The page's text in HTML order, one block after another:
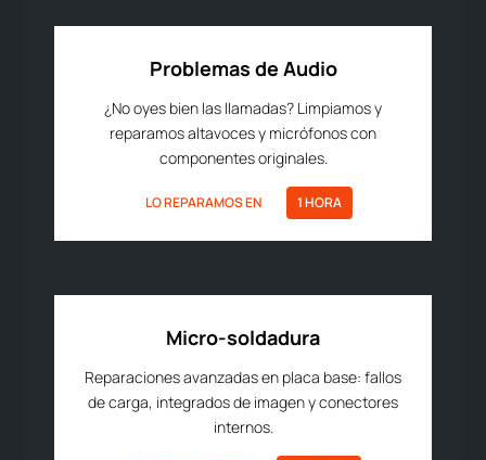
Problemas de Audio
¿No oyes bien las llamadas? Limpiamos y
reparamos altavoces y micrófonos con
componentes originales.
LO REPARAMOS EN 1 HORA
Micro-soldadura
Reparaciones avanzadas en placa base: fallos
de carga, integrados de imagen y conectores
internos.